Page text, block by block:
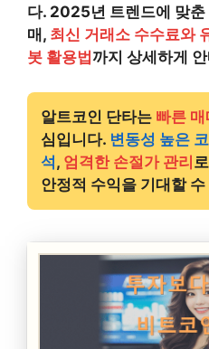
다. 2025년 트렌드에 맞춘
매, 최신 거래소 수수료와
봇 활용법까지 상세하게
알트코인 단타는 빠른
심입니다. 변동성 높은
석, 엄격한 손절가 관리
안정적 수익을 기대할